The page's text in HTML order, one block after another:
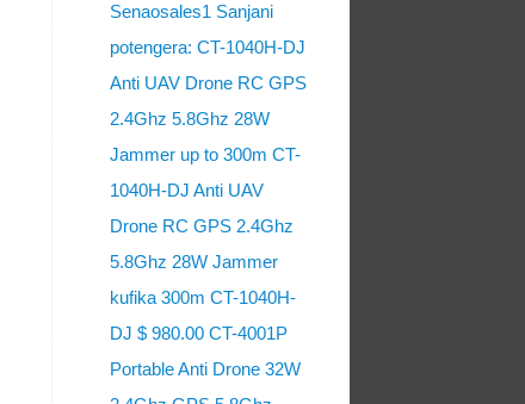
Senaosales1 Sanjani
potengera: CT-1040H-DJ
Anti UAV Drone RC GPS
2.4Ghz 5.8Ghz 28W
Jammer up to 300m CT-
1040H-DJ Anti UAV
Drone RC GPS 2.4Ghz
5.8Ghz 28W Jammer
kufika 300m CT-1040H-
DJ $ 980.00 CT-4001P
Portable Anti Drone 32W